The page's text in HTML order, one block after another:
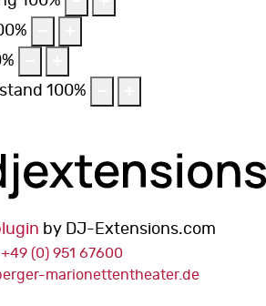
%
%
100%
by DJ-Extensions.com
+49 (0) 951 67600
marionettentheater.de